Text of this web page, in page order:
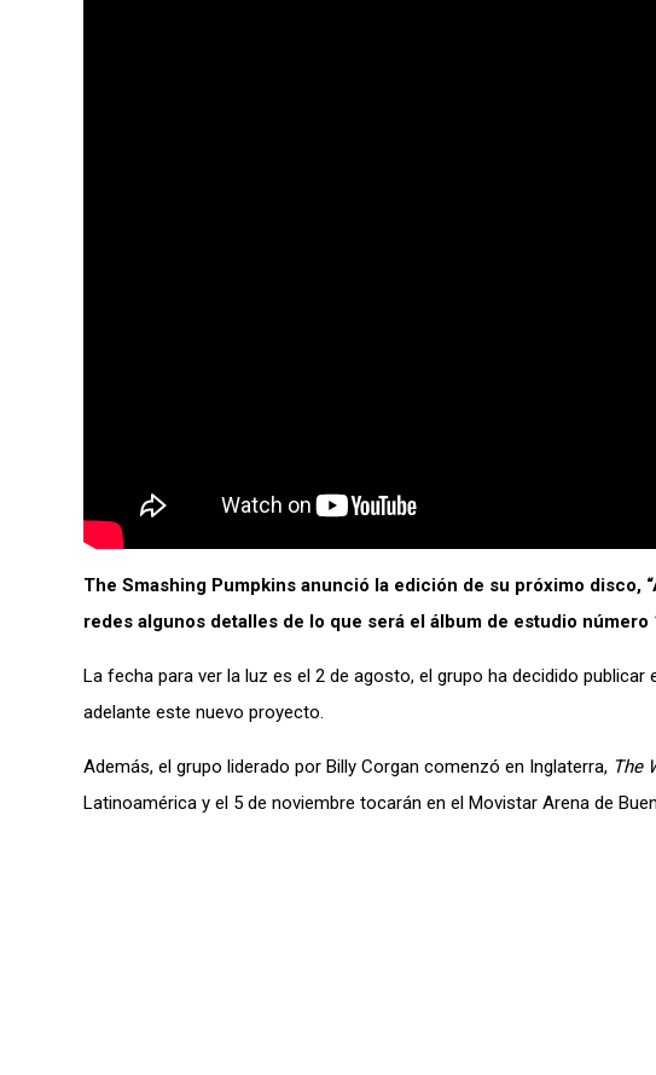
The Smashing Pumpkins anunció la edición de su próximo disco,
redes algunos detalles de lo que será el álbum de estudio número
La fecha para ver la luz es el 2 de agosto, el grupo ha decidido
adelante este nuevo proyecto.
Además, el grupo liderado por Billy Corgan comenzó en Inglaterra, The
Latinoamérica y el 5 de noviembre tocarán en el Movistar Arena de